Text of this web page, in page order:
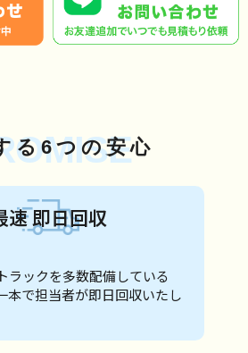
る6つの安心
速 即日回収
ラックを多数配備している
本で担当者が即日回収いたし